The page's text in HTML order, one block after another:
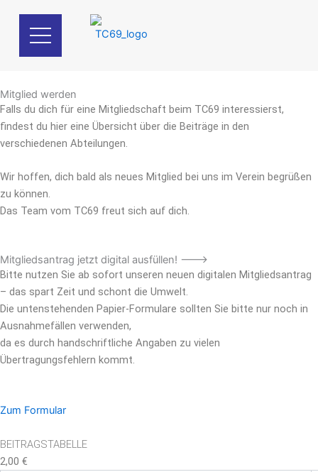
springen
Mitglied werden
Falls du dich für eine Mitgliedschaft beim TC69 interessierst,
findest du hier eine Übersicht über die Beiträge in den
verschiedenen Abteilungen.
Wir hoffen, dich bald als neues Mitglied bei uns im Verein begrüßen
zu können.
Das Team vom TC69 freut sich auf dich.
Mitgliedsantrag jetzt digital ausfüllen! --->
Bitte nutzen Sie ab sofort unseren neuen digitalen Mitgliedsantrag
– das spart Zeit und schont die Umwelt.
Die untenstehenden Papier-Formulare sollten Sie bitte nur noch in
Ausnahmefällen verwenden,
da es durch handschriftliche Angaben zu vielen
Übertragungsfehlern kommt.
Zum Formular
BEITRAGSTABELLE
2,00 €